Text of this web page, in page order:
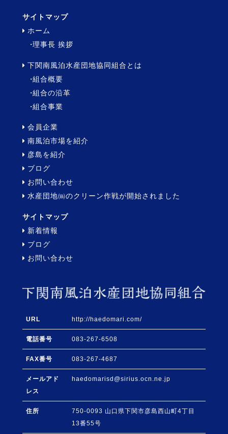
サイトマップ
ホーム
理事長 挨拶
下関南風泊水産団地協同組合とは
組合概要
組合の沿革
組合事業
会員企業
南風泊市場を紹介
彦島を紹介
ブログ
お問い合わせ
水産団地㈿のクリーン作戦が開始されました
サイトマップ
新着情報
ブログ
お問い合わせ
URL http://haedomari.com/
電話番号 083-267-6508
FAX番号 083-267-4687
メールアド
レス
haedomarisd@sirius.ocn.ne.jp
住所 750-0093 山口県下関市彦島西山町4丁目
13番55号